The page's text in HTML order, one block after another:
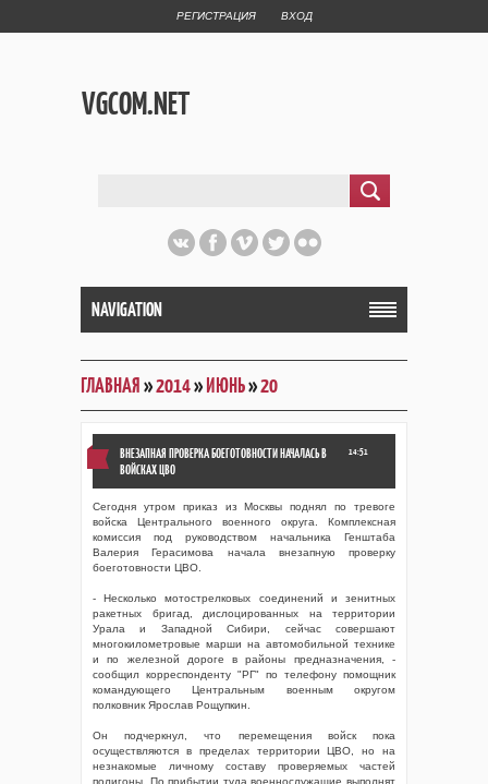
РЕГИСТРАЦИЯ ВХОД
VGCOM.NET
NAVIGATION
ГЛАВНАЯ»2014»ИЮНЬ»20
14:51
ВНЕЗАПНАЯ ПРОВЕРКА БОЕГОТОВНОСТИ НАЧАЛАСЬ В
ВОЙСКАХ ЦВО
Сегодня утром приказ из Москвы поднял по тревоге
войска Центрального военного округа. Комплексная
комиссия под руководством начальника Генштаба
Валерия Герасимова начала внезапную проверку
боеготовности ЦВО.
- Несколько мотострелковых соединений и зенитных
ракетных бригад, дислоцированных на территории
Урала и Западной Сибири, сейчас совершают
многокилометровые марши на автомобильной технике
и по железной дороге в районы предназначения, -
сообщил корреспонденту "РГ" по телефону помощник
командующего Центральным военным округом
полковник Ярослав Рощупкин.
Он подчеркнул, что перемещения войск пока
осуществляются в пределах территории ЦВО, но на
незнакомые личному составу проверяемых частей
полигоны. По прибытии туда военнослужащие выполнят